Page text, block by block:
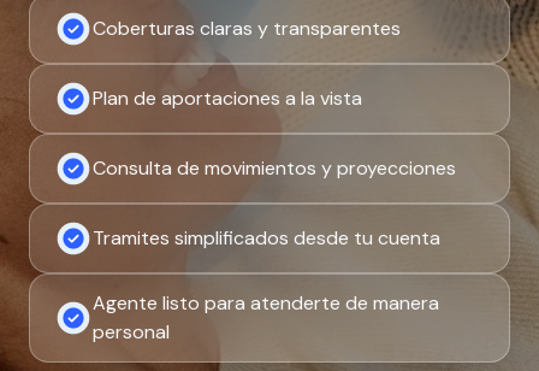
Coberturas claras y transparentes
Plan de aportaciones a la vista
Consulta de movimientos y proyecciones
Tramites simplificados desde tu cuenta
Agente listo para atenderte de manera
personal